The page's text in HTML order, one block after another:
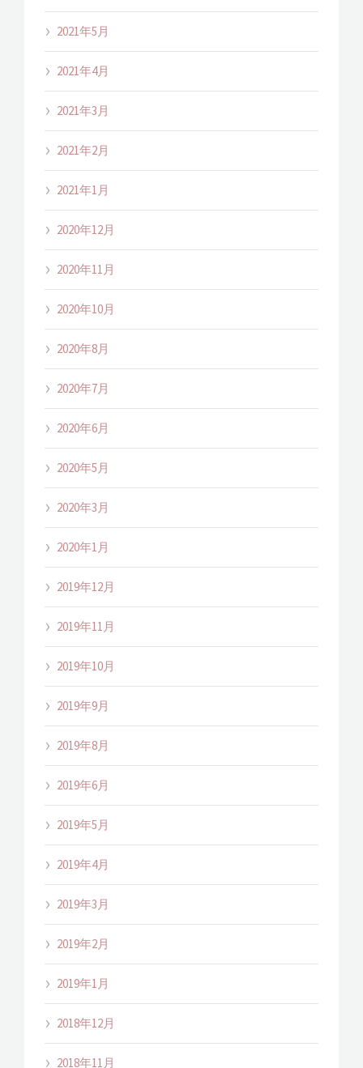
2021年5月
2021年4月
2021年3月
2021年2月
2021年1月
2020年12月
2020年11月
2020年10月
2020年8月
2020年7月
2020年6月
2020年5月
2020年3月
2020年1月
2019年12月
2019年11月
2019年10月
2019年9月
2019年8月
2019年6月
2019年5月
2019年4月
2019年3月
2019年2月
2019年1月
2018年12月
2018年11月